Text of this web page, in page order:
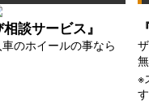
談サービス』
のホイールの事なら
※
す